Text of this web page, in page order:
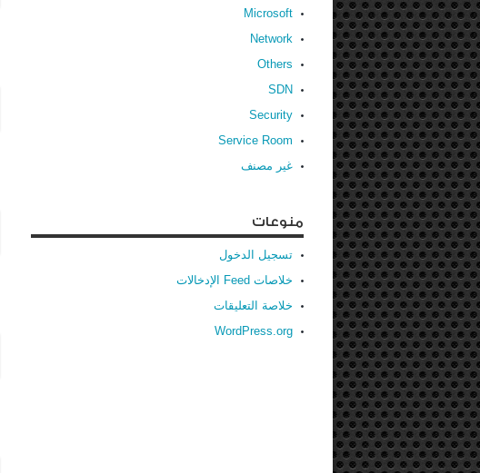
Microsoft
Network
Others
SDN
Security
Service Room
غير مصنف
منوعات
تسجيل الدخول
خلاصات Feed الإدخالات
خلاصة التعليقات
WordPress.org